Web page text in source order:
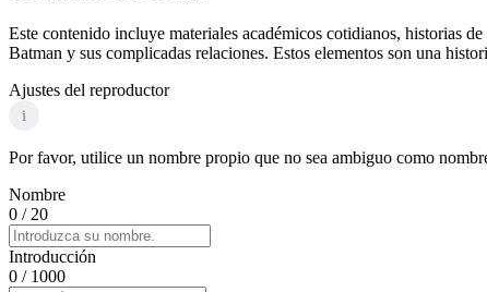
Este contenido incluye materiales académicos cotidianos, historias
Batman y sus complicadas relaciones. Estos elementos son una
Ajustes del reproductor
i
Por favor, utilice un nombre propio que no sea ambiguo como
Nombre
0 / 20
Introducción
0 / 1000